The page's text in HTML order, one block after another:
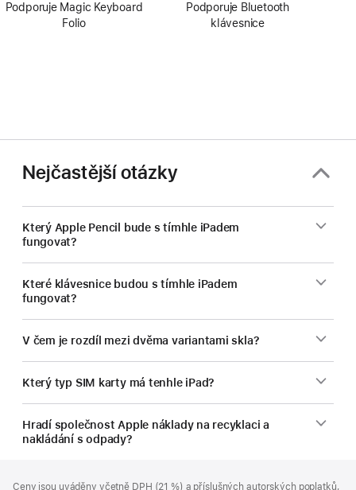
Podporuje Magic Keyboard
Folio
Podporuje Bluetooth
klávesnice
Nejčastější otázky
Který Apple Pencil bude s tímhle iPadem
fungovat?
Které klávesnice budou s tímhle iPadem
fungovat?
V čem je rozdíl mezi dvěma variantami skla?
Který typ SIM karty má tenhle iPad?
Hradí společnost Apple náklady na recyklaci a
nakládání s odpady?
Ceny jsou uváděny včetně DPH (21 %) a příslušných autorských poplatků,